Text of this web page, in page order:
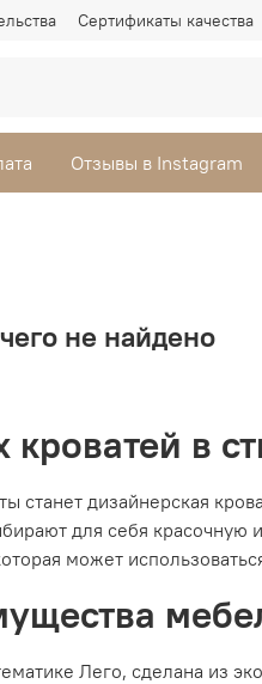
Сертификаты качества
Отзывы в Instagram
не найдено
в
станет дизайнерская
для себя
может
Лего, сделана из